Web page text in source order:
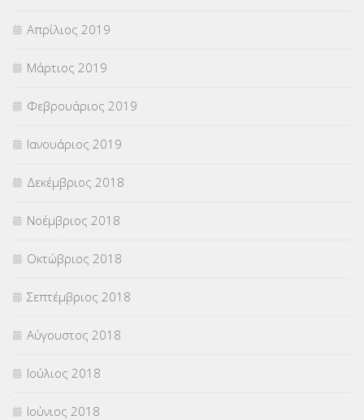
Απρίλιος 2019
Μάρτιος 2019
Φεβρουάριος 2019
Ιανουάριος 2019
Δεκέμβριος 2018
Νοέμβριος 2018
Οκτώβριος 2018
Σεπτέμβριος 2018
Αύγουστος 2018
Ιούλιος 2018
Ιούνιος 2018